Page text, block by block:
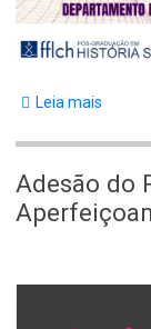
Leia mais
Adesão do